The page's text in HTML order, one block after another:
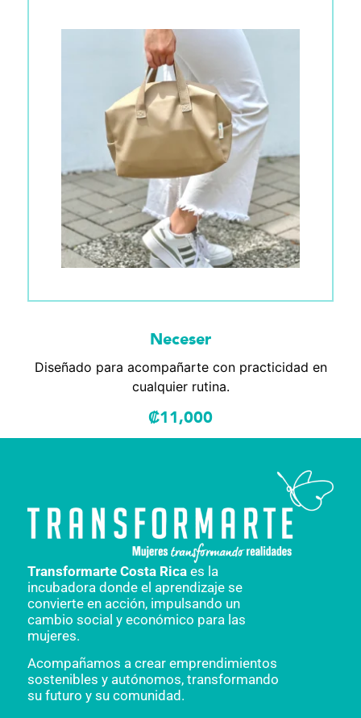
Neceser
Diseñado para acompañarte con practicidad en
cualquier rutina.
₡11,000
Transformarte Costa Rica es la
incubadora donde el aprendizaje se
convierte en acción, impulsando un
cambio social y económico para las
mujeres.
Acompañamos a crear emprendimientos
sostenibles y autónomos, transformando
su futuro y su comunidad.